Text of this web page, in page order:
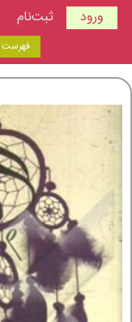
ورود ثبت‌نام
فهرست